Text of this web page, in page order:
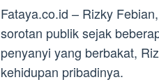
Fataya.co.id – Rizky
sorotan publik sejak
penyanyi yang berbakat,
kehidupan pribadinya.